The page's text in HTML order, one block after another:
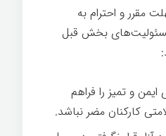
مقرر و احترام به
بخش قبل
و تمیز را فراهم
کارکنان مضر نباشد.